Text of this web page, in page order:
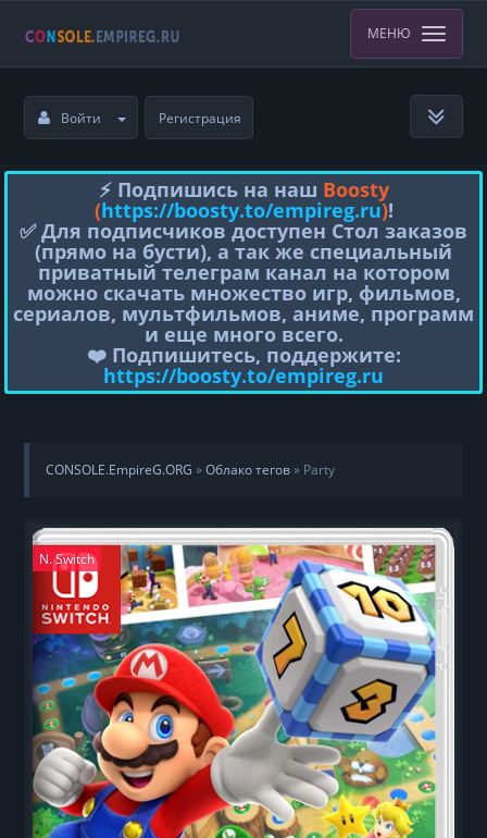
МЕНЮ
Войти Регистрация
⚡️ Подпишись на наш Boosty
(https://boosty.to/empireg.ru)!
✅ Для подписчиков доступен Стол заказов
(прямо на бусти), а так же специальный
приватный телеграм канал на котором
можно скачать множество игр, фильмов,
сериалов, мультфильмов, аниме, программ
и еще много всего.
❤️ Подпишитесь, поддержите:
https://boosty.to/empireg.ru
CONSOLE.EmpireG.ORG »Облако тегов» Party
N. Switch